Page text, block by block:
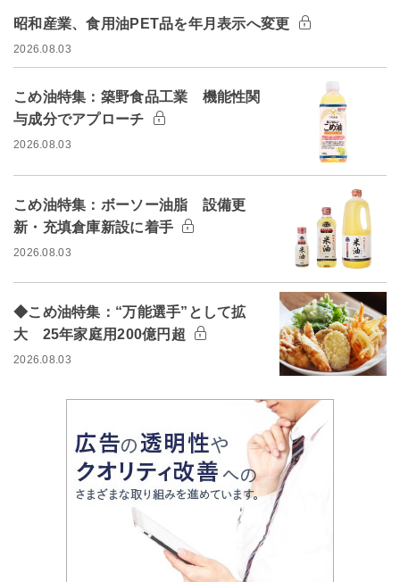
昭和産業、食用油PET品を年月表示へ変更
2026.08.03
こめ油特集：築野食品工業 機能性関
与成分でアプローチ
2026.08.03
こめ油特集：ボーソー油脂 設備更
新・充填倉庫新設に着手
2026.08.03
◆こめ油特集：“万能選手”として拡
大 25年家庭用200億円超
2026.08.03